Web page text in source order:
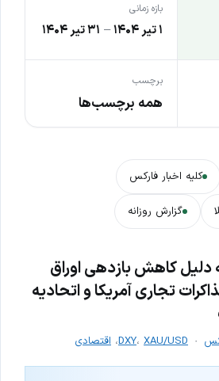
بازه زمانی
۱ تیر ۱۴۰۴ – ۳۱ تیر ۱۴۰۴
برچسب
همه برچسب‌ها
کلیه اخبار فارکس
گزارش روزانه
دلیل کاهش بازدهی اوراق
تجاری آمریکا و اتحادیه
DXY، XAU/USD ، اقتصادی